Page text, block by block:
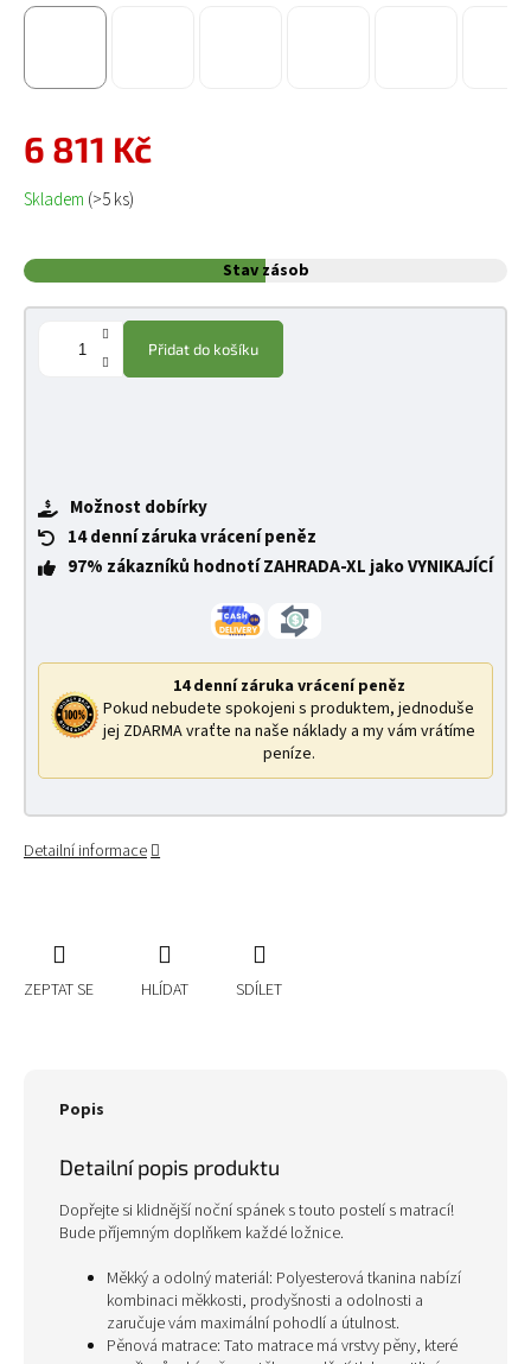
6 811 Kč
Měrná cena:
Skladem (>5 ks)
Stav zásob
Přidat do košíku
Možnost dobírky
14 denní záruka vrácení peněz
97% zákazníků hodnotí ZAHRADA-XL jako VYNIKAJÍCÍ
14 denní záruka vrácení peněz
Pokud nebudete spokojeni s produktem, jednoduše
jej ZDARMA vraťte na naše náklady a my vám vrátíme
peníze.
Detailní informace
ZEPTAT SE HLÍDAT SDÍLET
Popis
Detailní popis produktu
Dopřejte si klidnější noční spánek s touto postelí s matrací!
Bude příjemným doplňkem každé ložnice.
Měkký a odolný materiál: Polyesterová tkanina nabízí
kombinaci měkkosti, prodyšnosti a odolnosti a
zaručuje vám maximální pohodlí a útulnost.
Pěnová matrace: Tato matrace má vrstvy pěny, které